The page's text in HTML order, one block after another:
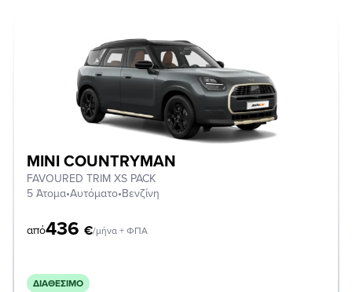
MINI COUNTRYMAN
FAVOURED TRIM XS PACK
5 Άτομα•Αυτόματο•Βενζίνη
από436 €/μήνα + ΦΠΑ
ΔΙΑΘΈΣΙΜΟ